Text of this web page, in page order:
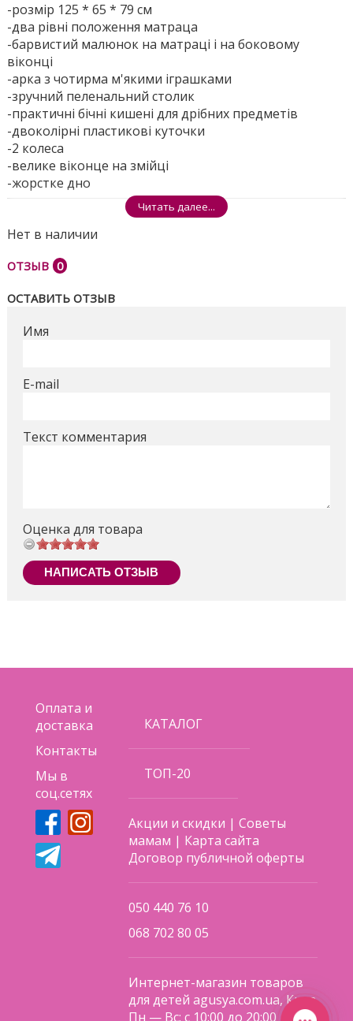
-розмір 125 * 65 * 79 см
-два рівні положення матраца
-барвистий малюнок на матраці і на боковому
віконці
-арка з чотирма м'якими іграшками
-зручний пеленальний столик
-практичні бічні кишені для дрібних предметів
-двоколірні пластикові куточки
-2 колеса
-велике віконце на змійці
-жорстке дно
-сумка-переноска в комплекті
Розміри ящика - 23.5 * 22 * 75см
Поделиться
Читать далее...
Нет в наличии
ОТЗЫВ 0
ОСТАВИТЬ ОТЗЫВ
Имя
E-mail
Текст комментария
Оценка для товара
НАПИСАТЬ ОТЗЫВ
Оплата и
доставка
Контакты
Мы в
соц.сетях
КАТАЛОГ
ТОП-20
Акции и скидки |Советы
мамам | Карта сайта
Договор публичной оферты
050 440 76 10
068 702 80 05
Интернет-магазин товаров
для детей agusya.com.ua, Киев
Пн — Вс: с 10:00 до 20:00